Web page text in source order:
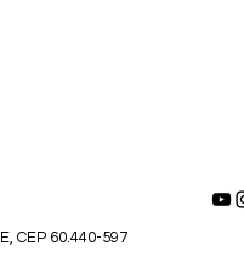
CEP 60.440-597